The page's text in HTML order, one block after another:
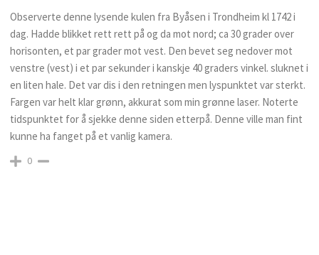
Observerte denne lysende kulen fra Byåsen i Trondheim kl 1742 i
dag. Hadde blikket rett rett på og da mot nord; ca 30 grader over
horisonten, et par grader mot vest. Den bevet seg nedover mot
venstre (vest) i et par sekunder i kanskje 40 graders vinkel. sluknet i
en liten hale. Det var dis i den retningen men lyspunktet var sterkt.
Fargen var helt klar grønn, akkurat som min grønne laser. Noterte
tidspunktet for å sjekke denne siden etterpå. Denne ville man fint
kunne ha fanget på et vanlig kamera.
0